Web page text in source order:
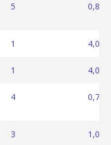
5 0,80
1 4,00
1 4,00
4 0,75
3 1,00